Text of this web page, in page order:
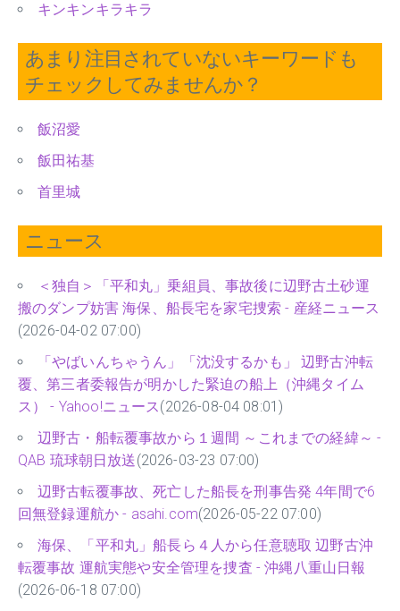
キンキンキラキラ
あまり注目されていないキーワードも
チェックしてみませんか？
飯沼愛
飯田祐基
首里城
ニュース
＜独自＞「平和丸」乗組員、事故後に辺野古土砂運
搬のダンプ妨害 海保、船長宅を家宅捜索 - 産経ニュース
(2026-04-02 07:00)
「やばいんちゃうん」「沈没するかも」 辺野古沖転
覆、第三者委報告が明かした緊迫の船上（沖縄タイム
ス） - Yahoo!ニュース(2026-08-04 08:01)
辺野古・船転覆事故から１週間 ～これまでの経緯～ -
QAB 琉球朝日放送(2026-03-23 07:00)
辺野古転覆事故、死亡した船長を刑事告発 4年間で6
回無登録運航か - asahi.com(2026-05-22 07:00)
海保、「平和丸」船長ら４人から任意聴取 辺野古沖
転覆事故 運航実態や安全管理を捜査 - 沖縄八重山日報
(2026-06-18 07:00)